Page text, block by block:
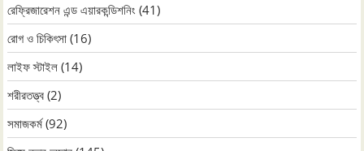
রেফ্রিজারেশন এন্ড এয়ারকন্ডিশনিং (41)
রোগ ও চিকিৎসা (16)
লাইফ স্টাইল (14)
শরীরতত্ত্ব (2)
সমাজকর্ম(92)